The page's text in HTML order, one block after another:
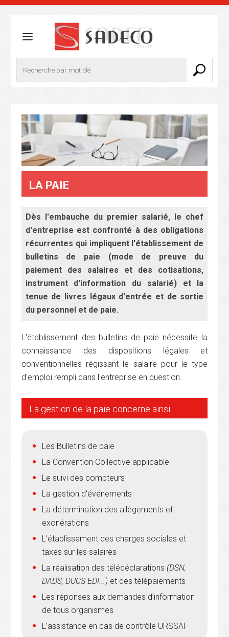
LA PAIE
Dès l'embauche du premier salarié, le chef
d'entreprise est confronté à des obligations
récurrentes qui impliquent l'établissement de
bulletins de paie (mode de preuve du
paiement des salaires et des cotisations,
instrument d'information du salarié) et la
tenue de livres légaux d'entrée et de sortie
du personnel et de paie.
L'établissement des bulletins de paie nécessite la
connaissance des dispositions légales et
conventionnelles régissant le salaire pour le type
d'emploi rempli dans l'entreprise en question.
La gestion de la paie concerne ainsi :
Les Bulletins de paie
La Convention Collective applicable
Le suivi des compteurs
La gestion d'événements
La détermination des allègements et
exonérations
L’établissement des charges sociales et
taxes sur les salaires
La réalisation des télédéclarations (DSN,
DADS, DUCS-EDI...) et des télépaiements
Les réponses aux demandes d’information
de tous organismes
L’assistance en cas de contrôle URSSAF